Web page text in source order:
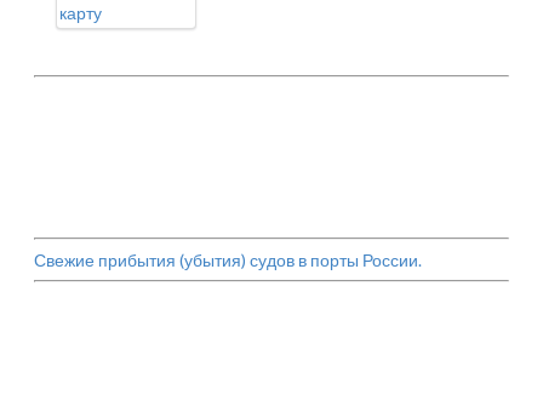
карту
Свежие прибытия (убытия) судов в порты России.